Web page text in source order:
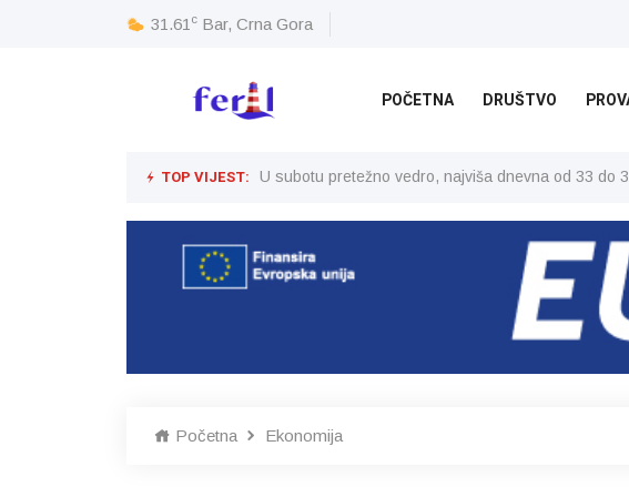
31.61 c Bar, Crna Gora
POČETNA DRUŠTVO
TOP VIJEST: U subotu pretežno vedro, najviša dnevna od 33 do
Početna Ekonomija